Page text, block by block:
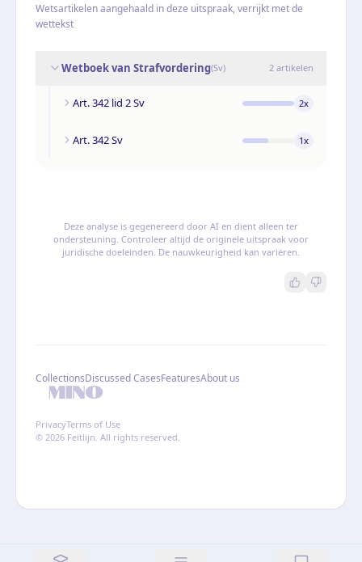
Wetsartikelen aangehaald in deze uitspraak, verrijkt met de
wettekst
Wetboek van Strafvordering(Sv) 2 artikelen
Art. 342 lid 2 Sv 2x
Art. 342 Sv 1x
Deze analyse is gegenereerd door AI en dient alleen ter
ondersteuning. Controleer altijd de originele uitspraak voor
juridische doeleinden. De nauwkeurigheid kan variëren.
CollectionsDiscussed CasesFeaturesAbout us
PrivacyTerms of Use
© 2026 Feitlijn. All rights reserved.